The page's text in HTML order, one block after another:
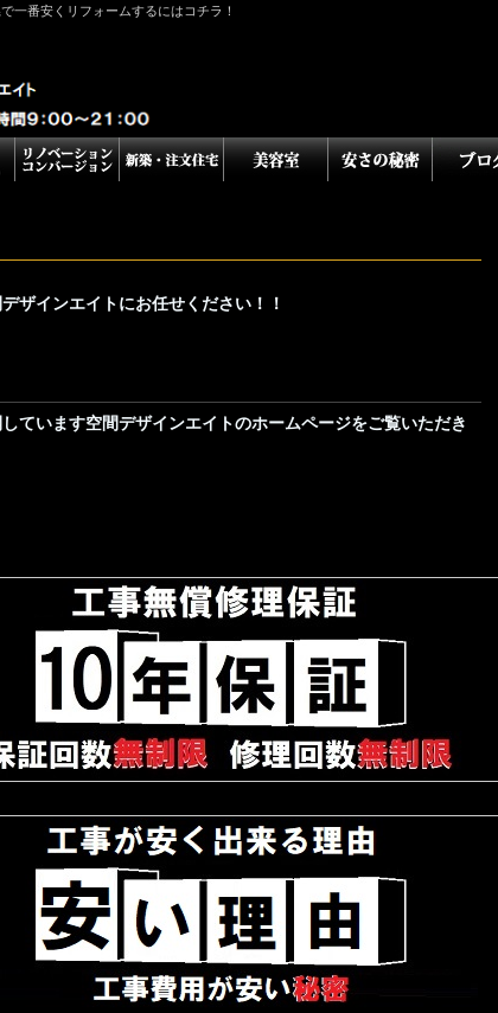
一番安くリフォームするにはコチラ！
ザインエイトにお任せください！！
ています空間デザインエイトのホームページをご覧いただき